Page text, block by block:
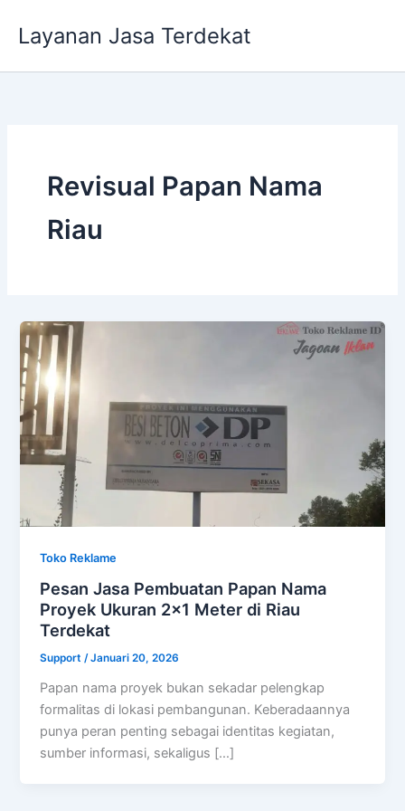
Layanan Jasa Terdekat
Revisual Papan Nama
Riau
Toko Reklame
Pesan Jasa Pembuatan Papan Nama
Proyek Ukuran 2×1 Meter di Riau
Terdekat
Support/Januari 20, 2026
Papan nama proyek bukan sekadar pelengkap
formalitas di lokasi pembangunan. Keberadaannya
punya peran penting sebagai identitas kegiatan,
sumber informasi, sekaligus […]